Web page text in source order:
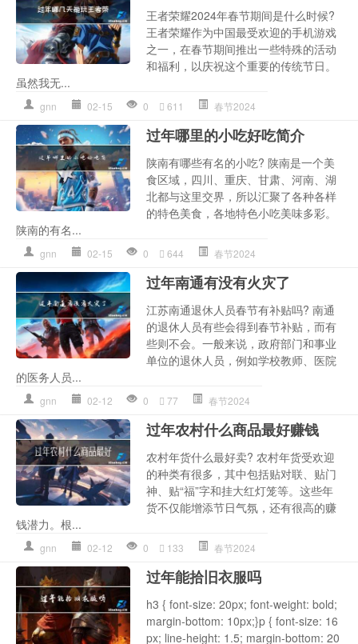
王者荣耀2024年春节期间是什么时候?
王者荣耀作为中国最受欢迎的手机游戏
之一，在春节期间推出一些特殊的活动
和福利，以庆祝这个重要的传统节日。
虽然我无...
gnn 02-15 0 611 春节2024
过年哪里的小吃好吃简介
陕南有哪些有名的小吃? 陕南是一个美
食区域，四川、重庆、甘肃、河南、湖
北都与这里交界，所以汇聚了各种各样
的特色美食，各地特色小吃美味多彩。
陕南的有名...
gnn 02-15 0 644 春节2024
过年南通有没有火灾了
江苏南通退休人员春节有补贴吗? 南通
的退休人员有些会得到春节补贴，而有
些则不会。一般来说，政府部门和事业
单位的退休人员，例如学校教师、医院
的医务人员...
gnn 02-12 0 77 春节2024
过年农村什么商品最好赚钱
农村年货什么最好卖? 农村年货受欢迎
的种类有很多，其中包括贴对联、贴门
神、贴“福”字和挂大红灯笼等。这些年
货不仅能增添节日气氛，还有很高的赚
钱潜力。根...
gnn 02-12 0 133 春节2024
过年能拾旧衣服吗
h3 { font-size: 20px; font-weight: bold;
margin-bottom: 10px;}p { font-size: 16
px; line-height: 1.5; margin-bottom: 20